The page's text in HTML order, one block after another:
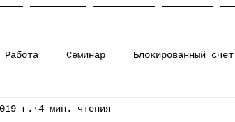
Работа Семинар Блокированный счёт
Магистратура
г. 4 мин. чтения